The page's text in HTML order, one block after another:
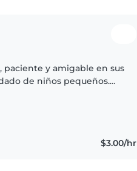
paciente y amigable en sus
de niños pequeños.
$3.00/hr